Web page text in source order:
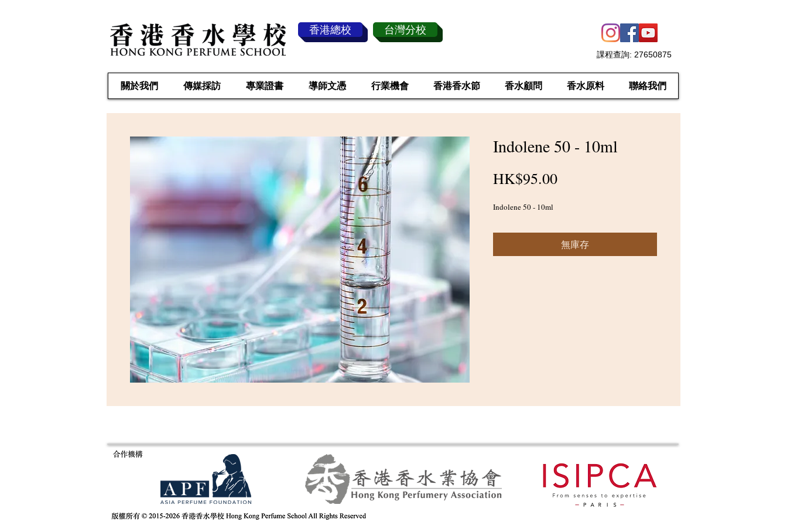
香港總校 台灣分校
課程查詢: 27650875
關於我們 傳媒採訪 專業證書 導師文憑 行業機會 香港香水節 香水顧問 香水原料 聯絡我們
Indolene 50 - 10ml
HK$95.00價
Indolene 50 - 10ml
無庫存